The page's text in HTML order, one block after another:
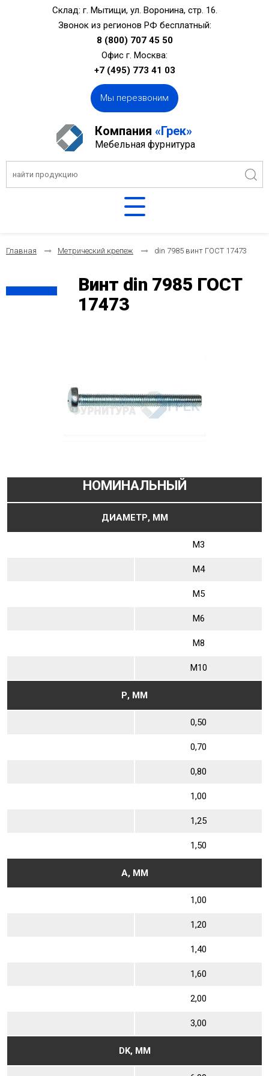
Склад: г. Мытищи, ул. Воронина, стр. 16.
Звонок из регионов РФ бесплатный:
8 (800) 707 45 50
Офис г. Москва:
+7 (495) 773 41 03
Мы перезвоним
Компания «Грек»
Мебельная фурнитура
Главная Метрический крепеж din 7985 винт ГОСТ 17473
Винт din 7985 ГОСТ
17473
НОМИНАЛЬНЫЙ
ДИАМЕТР, ММ
М3
М4
М5
М6
М8
М10
Р, ММ
0,50
0,70
0,80
1,00
1,25
1,50
А, ММ
1,00
1,20
1,40
1,60
2,00
3,00
DK, ММ